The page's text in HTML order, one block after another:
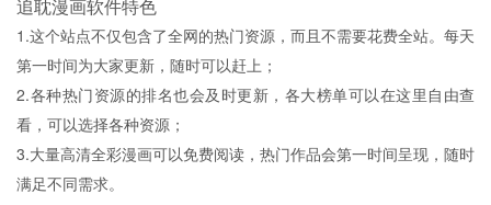
追耽漫画软件特色
1.这个站点不仅包含了全网的热门资源，而且不需要花费全站。每天
第一时间为大家更新，随时可以赶上；
2.各种热门资源的排名也会及时更新，各大榜单可以在这里自由查
看，可以选择各种资源；
3.大量高清全彩漫画可以免费阅读，热门作品会第一时间呈现，随时
满足不同需求。